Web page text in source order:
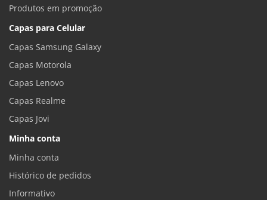
Produtos em promoção
Capas para Celular
Capas Samsung Galaxy
Capas Motorola
Capas Lenovo
Capas Realme
Capas Jovi
Minha conta
Minha conta
Histórico de pedidos
Informativo